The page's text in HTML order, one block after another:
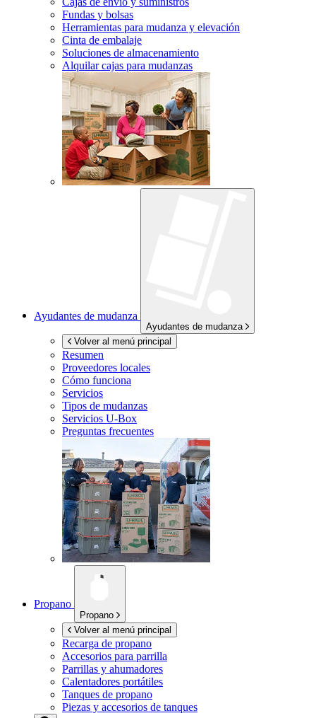
Fundas y bolsas
Herramientas para mudanza y elevación
Cinta de embalaje
Soluciones de almacenamiento
Alquilar cajas para mudanzas
Ayudantes de mudanza
Ayudantes de mudanza
Volver al menú principal
Resumen
Proveedores locales
Cómo funciona
Servicios
Tipos de mudanzas
Servicios U-Box
Preguntas frecuentes
Propano
Propano
Volver al menú principal
Recarga de propano
Accesorios para parrilla
Parrillas y ahumadores
Calentadores portátiles
Tanques de propano
Piezas y accesorios de tanques